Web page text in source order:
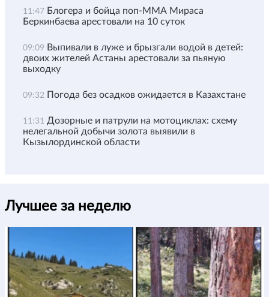
11:47 Блогера и бойца поп-ММА Мираса
Беркинбаева арестовали на 10 суток
09:09 Выпивали в луже и брызгали водой в детей:
двоих жителей Астаны арестовали за пьяную
выходку
09:32 Погода без осадков ожидается в Казахстане
11:31 Дозорные и патрули на мотоциклах: схему
нелегальной добычи золота выявили в
Кызылординской области
Лучшее за неделю